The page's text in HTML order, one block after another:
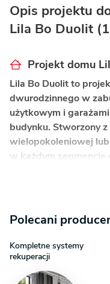
Opis projektu
Lila Bo Duolit
Projekt domu
Lila Bo Duolit to
dwurodzinnego w
użytkowym i
budynku. Stworzony
wielopokoleniowej
w każdym segmencie
Funkcjonalny
i prywatność
identyczne,
Polecani
Kompletne systemy
rekuperacji